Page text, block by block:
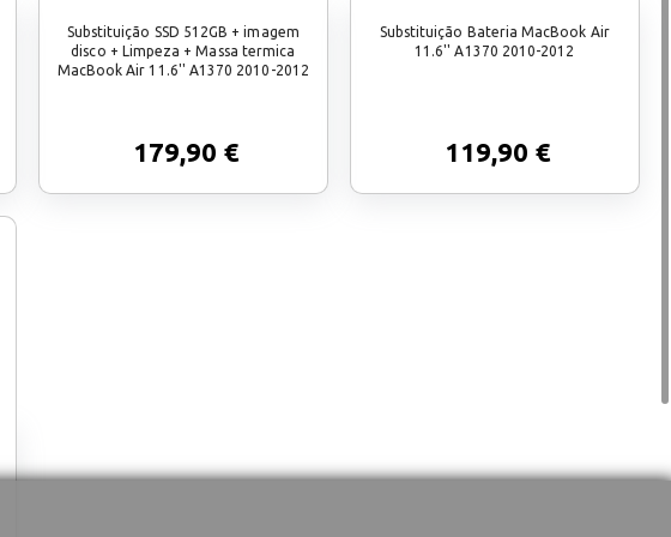
Substituição SSD 512GB + imagem
disco + Limpeza + Massa termica
MacBook Air 11.6'' A1370 2010-2012
179,90 €
Substituição Bateria MacBook Air
11.6'' A1370 2010-2012
119,90 €